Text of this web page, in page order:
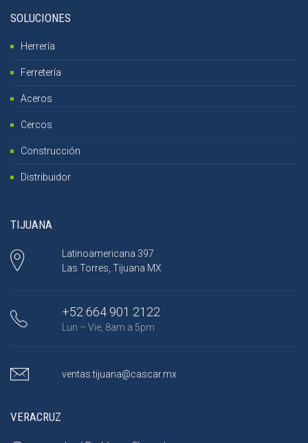
SOLUCIONES
Herrería
Ferretería
Aceros
Cercos
Construcción
Distribuidor
TIJUANA
Latinoamericana 397
Las Torres, Tijuana MX
+52 664 901 2122
Lun – Vie, 8am a 5pm
ventas.tijuana@cascar.mx
VERACRUZ